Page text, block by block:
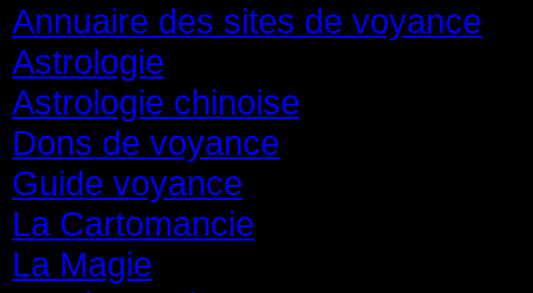
Annuaire des sites de voyance
Astrologie
Astrologie chinoise
Dons de voyance
Guide voyance
La Cartomancie
La Magie